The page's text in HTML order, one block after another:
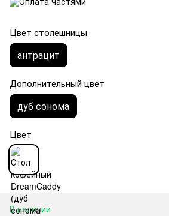
Цвет столешницы
антрацит
Дополнительный цвет
дуб сонома
Цвет
В наличии